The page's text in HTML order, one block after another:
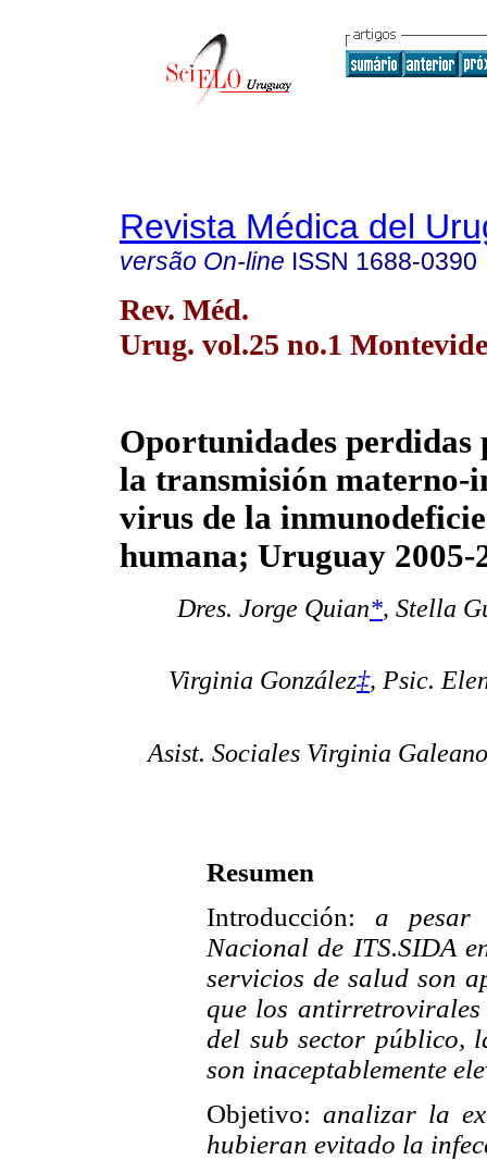
Revista Médica del
versão On-line ISSN 1688-0390
Rev. Méd.
Urug. vol.25 no.1
Oportunidades perdidas
la transmisión materno-
virus de la
humana; Uruguay 2005-
Dres. Jorge Quian*, Stella
Virginia González‡, Psic.
Asist. Sociales Virginia Galeano
Resumen
Introducción: a pesar
Nacional de ITS.SIDA
servicios de salud son
que los
del sub sector público,
son inaceptablemente
Objetivo: analizar la
hubieran evitado la